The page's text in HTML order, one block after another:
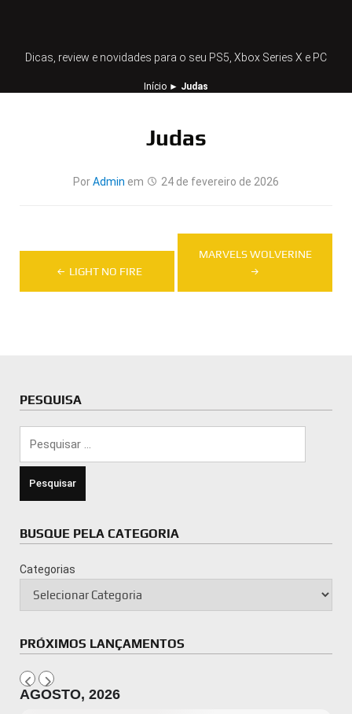
Dicas, review e novidades para o seu PS5, Xbox Series X e PC
Início ► Judas
Judas
PorAdmin em 24 de fevereiro de 2026
Navegação
LIGHT NO FIRE
MARVELS WOLVERINE
PESQUISA
BUSQUE PELA CATEGORIA
Categorias
PRÓXIMOS LANÇAMENTOS
AGOSTO, 2026